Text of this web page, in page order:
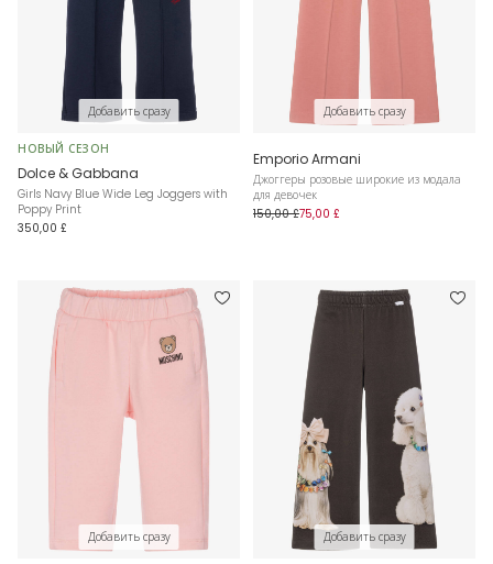
Добавить сразу
НОВЫЙ СЕЗОН
Dolce & Gabbana
Girls Navy Blue Wide Leg Joggers with
Poppy Print
350,00 £
Добавить сразу
Emporio Armani
Джоггеры розовые широкие из модала
для девочек
150,00 £75,00 £
Добавить сразу Добавить сразу